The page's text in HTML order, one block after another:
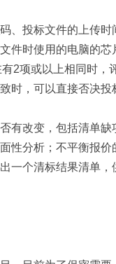
、投标文件的上传时
件时使用的电脑的芯
2项或以上相同时，
时，可以直接否决投
有改变，包括清单缺
性分析；不平衡报价
一个清标结果清单，